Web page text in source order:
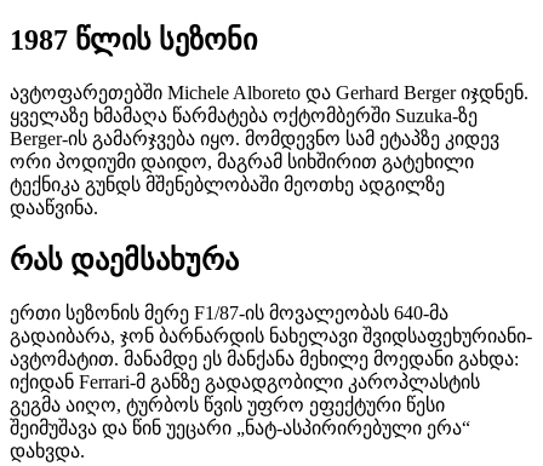
1987 წლის სეზონი
ავტოფარეთებში Michele Alboreto და Gerhard Berger იჯდნენ.
ყველაზე ხმამაღა წარმატება ოქტომბერში Suzuka-ზე
Berger-ის გამარჯვება იყო. მომდევნო სამ ეტაპზე კიდევ
ორი პოდიუმი დაიდო, მაგრამ სიხშირით გატეხილი
ტექნიკა გუნდს მშენებლობაში მეოთხე ადგილზე
დააწვინა.
რას დაემსახურა
ერთი სეზონის მერე F1/87-ის მოვალეობას 640-მა
გადაიბარა, ჯონ ბარნარდის ნახელავი შვიდსაფეხურიანი-
ავტომატით. მანამდე ეს მანქანა მეხილე მოედანი გახდა:
იქიდან Ferrari-მ განზე გადადგობილი კაროპლასტის
გეგმა აიღო, ტურბოს წვის უფრო ეფექტური წესი
შეიმუშავა და წინ უეცარი „ნატ-ასპირირებული ერა“
დახვდა.